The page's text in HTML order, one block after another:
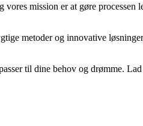
mission er at gøre processen
metoder og innovative
til dine behov og drømme. Lad